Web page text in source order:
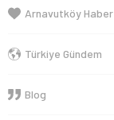
Arnavutköy Haber
Türkiye Gündem
Blog